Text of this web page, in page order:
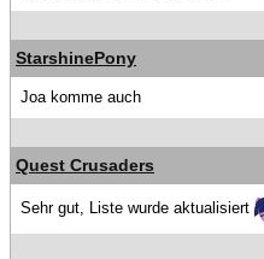
StarshinePony
Joa komme auch
Quest Crusaders
Sehr gut, Liste wurde aktualisiert